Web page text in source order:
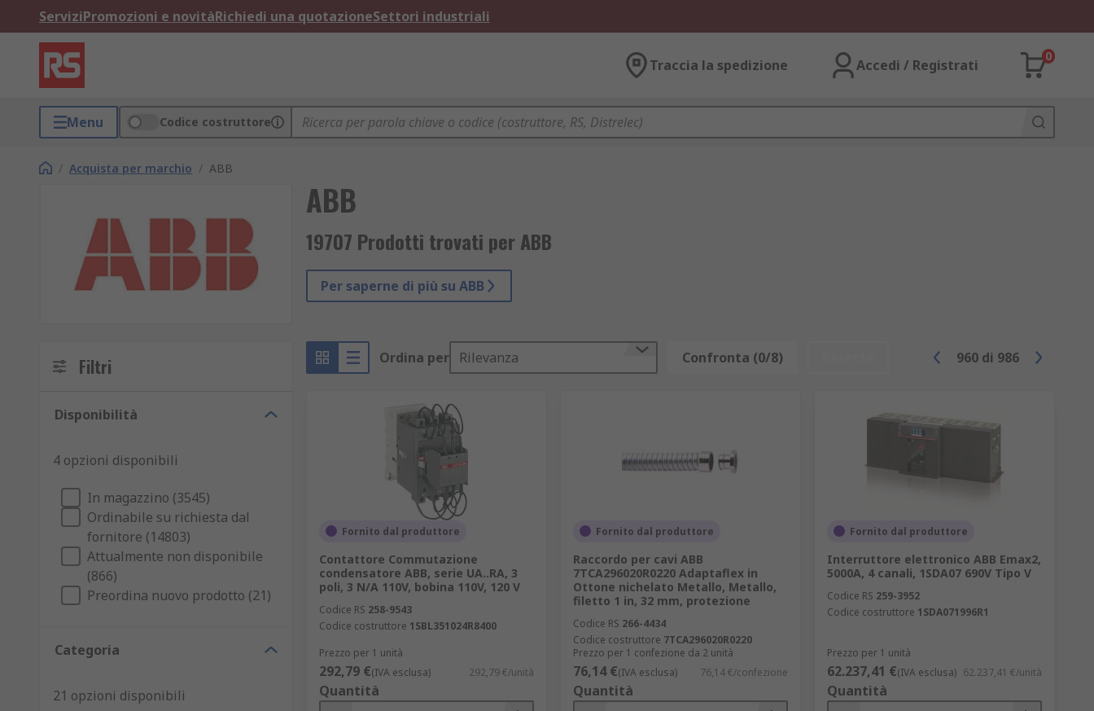
ServiziPromozioni e novitàRichiedi una quotazioneSettori industriali
Traccia la spedizione Accedi / Registrati
0
Menu Codice costruttore
/ Acquista per marchio / ABB
ABB
19707 Prodotti trovati per ABB
Per saperne di più su ABB
Filtri
Disponibilità
4 opzioni disponibili
In magazzino (3545)
Ordinabile su richiesta dal
fornitore (14803)
Attualmente non disponibile
(866)
Preordina nuovo prodotto (21)
Categoria
21 opzioni disponibili
Ordina per Rilevanza Confronta (0/8) 960 di 986
Fornito dal produttore
Contattore Commutazione
condensatore ABB, serie UA..RA, 3
poli, 3 N/A 110V, bobina 110V, 120 V
Codice RS 258-9543
Codice costruttore 1SBL351024R8400
Prezzo per 1 unità
292,79 €(IVA esclusa) 292,79 €/unità
Quantità
Fornito dal produttore
Raccordo per cavi ABB
7TCA296020R0220 Adaptaflex in
Ottone nichelato Metallo, Metallo,
filetto 1 in, 32 mm, protezione
Codice RS 266-4434
Codice costruttore 7TCA296020R0220
Prezzo per 1 confezione da 2 unità
76,14 €(IVA esclusa) 76,14 €/confezione
Quantità
Fornito dal produttore
Interruttore elettronico ABB Emax2,
5000A, 4 canali, 1SDA07 690V Tipo V
Codice RS 259-3952
Codice costruttore 1SDA071996R1
Prezzo per 1 unità
62.237,41 €(IVA esclusa) 62.237,41 €/unità
Quantità